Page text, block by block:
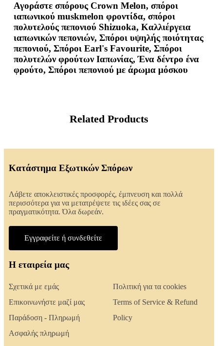
Αγοράστε σπόρους Crown Melon, σπόροι
ιαπωνικού muskmelon φροντίδα, σπόροι
πολυτελούς πεπονιού Shizuoka, Καλλιέργεια
ιαπωνικών πεπονιών, Σπόροι υψηλής ποιότητας
πεπονιού, Σπόροι Earl's Favourite, Σπόροι
πολυτελών φρούτων Ιαπωνίας, Ένα δέντρο ένα
φρούτο, Σπόροι πεπονιού με άρωμα μόσκου
Related Products
Κατάστημα Εξωτικών Σπόρων
Λάβετε αποκλειστικές προσφορές, έμπνευση και πολλά
περισσότερα για να μετατρέψετε τις ιδέες σας σε
πραγματικότητα. Όλα δωρεάν.
Εγγραφείτε ή συνδεθείτε
Η εταιρεία μας
Σχετικά με εμάς
Επικοινωνήστε μαζί μας
Παράδοση - Πληρωμή
Ασφαλής πληρωμή
Πολιτική για τα cookies
Terms of Service & Refund
Policy